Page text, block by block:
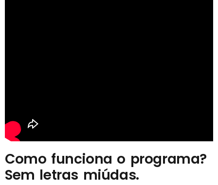
Como funciona o programa?
Sem letras miúdas.